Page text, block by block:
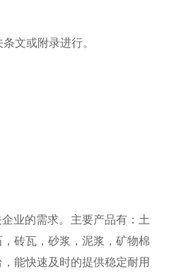
文或附录进行。
业的需求。主要产品有：土
砖瓦，砂浆，泥浆，矿物棉
能快速及时的提供稳定耐用